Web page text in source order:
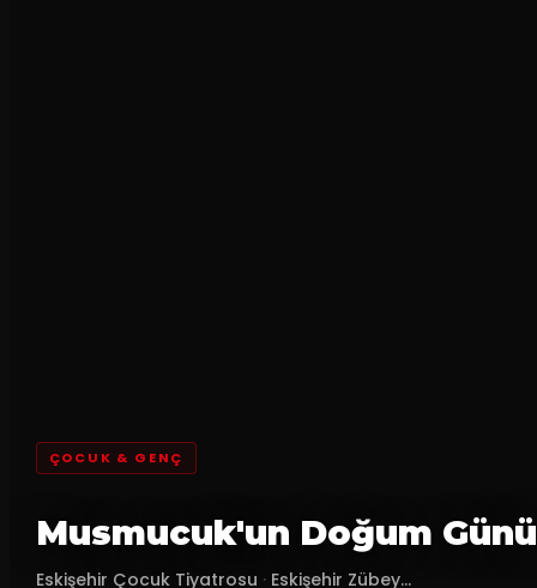
ÇOCUK & GENÇ
Musmucuk'un Doğum Günü
Eskişehir Çocuk Tiyatrosu · Eskişehir Zübey...